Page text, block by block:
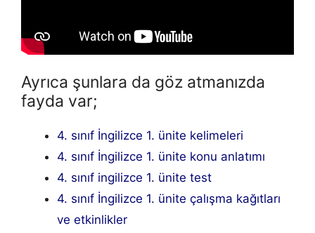
Ayrıca şunlara da göz atmanızda
fayda var;
4. sınıf İngilizce 1. ünite kelimeleri
4. sınıf İngilizce 1. ünite konu anlatımı
4. sınıf ingilizce 1. ünite test
4. sınıf İngilizce 1. ünite çalışma kağıtları
ve etkinlikler